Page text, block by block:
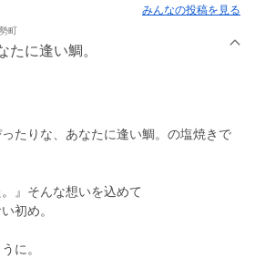
みんなの投稿を見る
町
たに逢い鯛。
たりな、あなたに逢い鯛。の塩焼きで
』そんな想いを込めて
初め。
に。